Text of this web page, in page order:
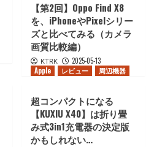
【第2回】Oppo Find X8
を、iPhoneやPixelシリー
ズと比べてみる（カメラ
画質比較編）
KTRK
2025-05-13
Apple レビュー 周辺機器
超コンパクトになる
【KUXIU X40】は折り畳
み式3in1充電器の決定版
かもしれない…